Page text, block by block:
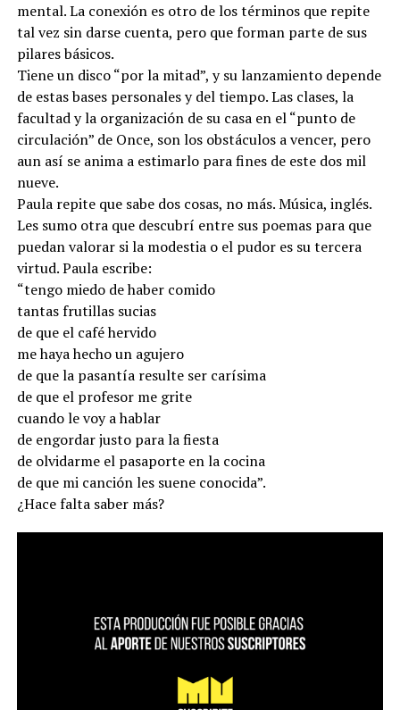
mental. La conexión es otro de los términos que repite
tal vez sin darse cuenta, pero que forman parte de sus
pilares básicos.
Tiene un disco “por la mitad”, y su lanzamiento depende
de estas bases personales y del tiempo. Las clases, la
facultad y la organización de su casa en el “punto de
circulación” de Once, son los obstáculos a vencer, pero
aun así se anima a estimarlo para fines de este dos mil
nueve.
Paula repite que sabe dos cosas, no más. Música, inglés.
Les sumo otra que descubrí entre sus poemas para que
puedan valorar si la modestia o el pudor es su tercera
virtud. Paula escribe:
“tengo miedo de haber comido
tantas frutillas sucias
de que el café hervido
me haya hecho un agujero
de que la pasantía resulte ser carísima
de que el profesor me grite
cuando le voy a hablar
de engordar justo para la fiesta
de olvidarme el pasaporte en la cocina
de que mi canción les suene conocida”.
¿Hace falta saber más?